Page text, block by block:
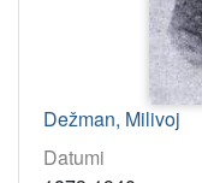
Dežman, Milivoj
Datumi